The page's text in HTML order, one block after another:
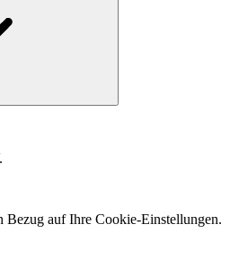
Bezug auf Ihre Cookie-Einstellungen.​